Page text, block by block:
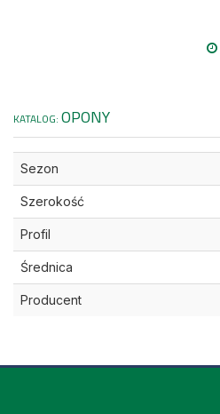
KATALOG: OPONY
Sezon
Szerokość
Profil
Średnica
Producent